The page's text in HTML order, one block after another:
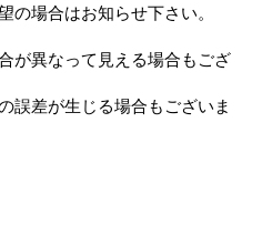
の場合はお知らせ下さい。
が異なって見える場合もござ
誤差が生じる場合もございま